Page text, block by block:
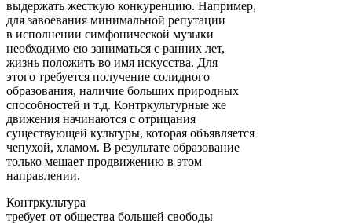
выдержать жесткую конкуренцию. Например,
для завоевания минимальной репутации
в исполнении симфонической музыки
необходимо ею заниматься с ранних лет,
жизнь положить во имя искусства. Для
этого требуется получение солидного
образования, наличие больших природных
способностей и т.д. Контркультурные же
движения начинаются с отрицания
существующей культуры, которая объявляется
чепухой, хламом. В результате образование
только мешает продвижению в этом
направлении.
Контркультура
требует от общества большей свободы